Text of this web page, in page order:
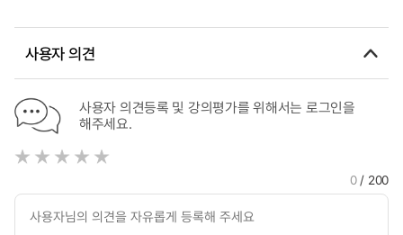
사용자 의견
사용자 의견등록 및 강의평가를 위해서는 로그인을
해주세요.
0/ 200